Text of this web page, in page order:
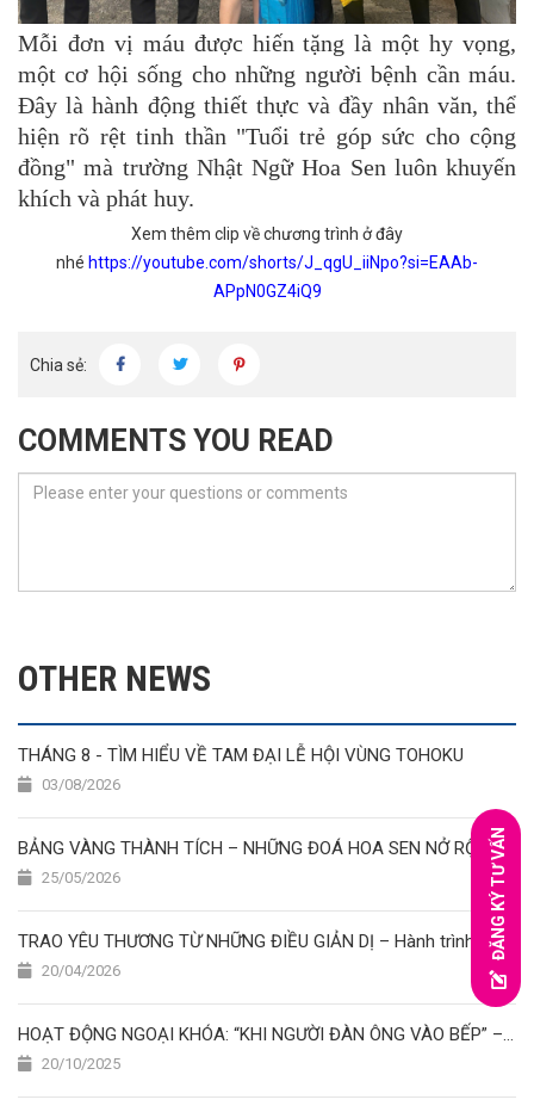
Mỗi đơn vị máu được hiến tặng là một hy vọng,
một cơ hội sống cho những người bệnh cần máu.
Đây là hành động thiết thực và đầy nhân văn, thể
hiện rõ rệt tinh thần "Tuổi trẻ góp sức cho cộng
đồng" mà trường Nhật Ngữ Hoa Sen luôn khuyến
khích và phát huy.
Xem thêm clip về chương trình ở đây
nhé https://youtube.com/shorts/J_qgU_iiNpo?si=EAAb-
APpN0GZ4iQ9
Chia sẻ:
COMMENTS YOU READ
OTHER NEWS
THÁNG 8 - TÌM HIỂU VỀ TAM ĐẠI LỄ HỘI VÙNG TOHOKU
03/08/2026
25/05/2026
TRAO YÊU THƯƠNG TỪ NHỮNG ĐIỀU GIẢN DỊ – Hành trình thiện nguyện của học viên Nhật Ngữ Hoa Sen
20/04/2026
HOẠT ĐỘNG NGOẠI KHÓA: “KHI NGƯỜI ĐÀN ÔNG VÀO BẾP” – CUỘC THI NẤU ĂN ĐẦY SẮC MÀU TẠI TRƯỜNG NHẬT NGỮ HOA SEN
20/10/2025
ĐĂNG KÝ TƯ VẤN